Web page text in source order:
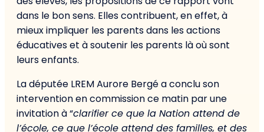
dans le bon sens. Elles contribuent, en effet, à
mieux impliquer les parents dans les actions
éducatives et à soutenir les parents là où sont
leurs enfants.
La députée LREM Aurore Bergé a conclu son
intervention en commission ce matin par une
invitation à “clarifier ce que la Nation attend de
l’école, ce que l’école attend des familles, et des